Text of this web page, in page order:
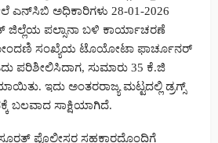
ಅಧಿಕಾರಿಗಳು 28-01-2026
ಜಿಲ್ಲೆಯ ಪಲ್ಸಾನಾ ಬಳಿ ಕಾರ್ಯಾಚರಣೆ
ಸಂಖ್ಯೆಯ ಟೊಯೋಟಾ ಫಾರ್ಚೂನರ್
ಪರಿಶೀಲಿಸಿದಾಗ, ಸುಮಾರು 35 ಕೆ.ಜಿ
ಇದು ಅಂತರರಾಜ್ಯ ಮಟ್ಟದಲ್ಲಿ ಡ್ರಗ್ಸ್
ಬಲವಾದ ಸಾಕ್ಷಿಯಾಗಿದೆ.
ಪೊಲೀಸರ ಸಹಕಾರದೊಂದಿಗೆ